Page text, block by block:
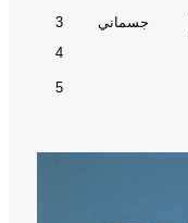
3
جسماني
4
5